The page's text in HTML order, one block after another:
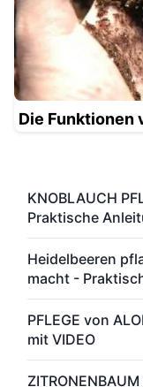
Die Funktionen
KNOBLAUCH
Praktische
Heidelbeeren
macht -
PFLEGE von
mit VIDEO